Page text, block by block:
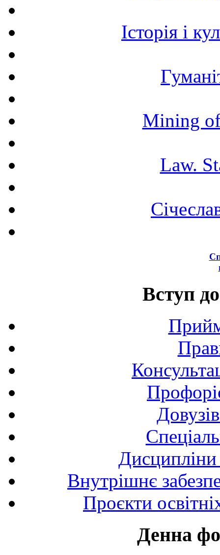
Історія і
Mining
Law.
Вступ
Внутрішнє
Проєкти
Денна